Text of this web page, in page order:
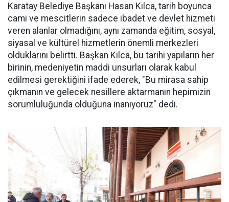
Karatay Belediye Başkanı Hasan Kılca, tarih boyunca
cami ve mescitlerin sadece ibadet ve devlet hizmeti
veren alanlar olmadığını, aynı zamanda eğitim, sosyal,
siyasal ve kültürel hizmetlerin önemli merkezleri
olduklarını belirtti. Başkan Kılca, bu tarihi yapıların her
birinin, medeniyetin maddi unsurları olarak kabul
edilmesi gerektiğini ifade ederek, "Bu mirasa sahip
çıkmanın ve gelecek nesillere aktarmanın hepimizin
sorumluluğunda olduğuna inanıyoruz" dedi.